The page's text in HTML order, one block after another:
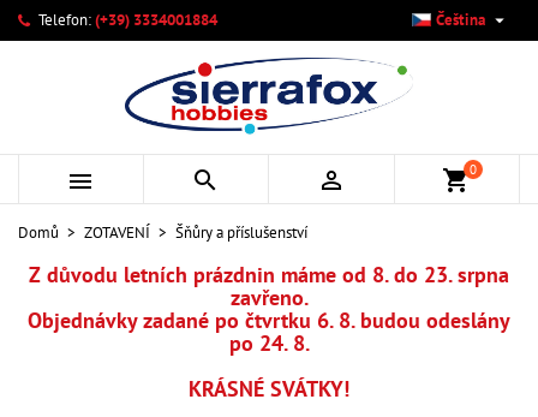
Telefon:(+39) 3334001884 Čeština 
   shopping_cart0
Domů ZOTAVENÍ Šňůry a příslušenství
Z důvodu letních prázdnin máme od 8. do 23. srpna
zavřeno.
Objednávky zadané po čtvrtku 6. 8. budou odeslány
po 24. 8.
KRÁSNÉ SVÁTKY!
Můj seznam přání ×
Vytvořit nový seznam
((modalTitle)) ×
((confirmMessage))
((cancelText)) ((modalDeleteText))
Vytvořit seznam přání ×
Název seznamu přání
Zrušit
Přihlásit se ×
Musíte být přihlášen, abyste si mohli výrobky uložit do
svého seznamu přání.
Zrušit Přihlásit se